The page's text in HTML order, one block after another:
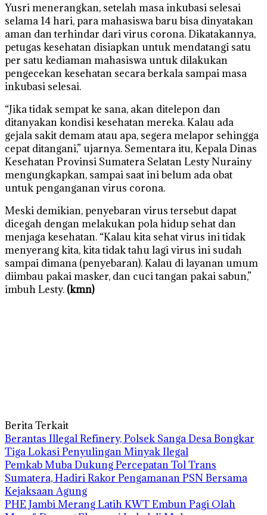
Yusri menerangkan, setelah masa inkubasi selesai
selama 14 hari, para mahasiswa baru bisa dinyatakan
aman dan terhindar dari virus corona. Dikatakannya,
petugas kesehatan disiapkan untuk mendatangi satu
per satu kediaman mahasiswa untuk dilakukan
pengecekan kesehatan secara berkala sampai masa
inkubasi selesai.
“Jika tidak sempat ke sana, akan ditelepon dan
ditanyakan kondisi kesehatan mereka. Kalau ada
gejala sakit demam atau apa, segera melapor sehingga
cepat ditangani,” ujarnya. Sementara itu, Kepala Dinas
Kesehatan Provinsi Sumatera Selatan Lesty Nurainy
mengungkapkan, sampai saat ini belum ada obat
untuk penganganan virus corona.
Meski demikian, penyebaran virus tersebut dapat
dicegah dengan melakukan pola hidup sehat dan
menjaga kesehatan. “Kalau kita sehat virus ini tidak
menyerang kita, kita tidak tahu lagi virus ini sudah
sampai dimana (penyebaran). Kalau di layanan umum
diimbau pakai masker, dan cuci tangan pakai sabun,”
imbuh Lesty. (kmn)
Berita Terkait
Berantas Illegal Refinery, Polsek Sanga Desa Bongkar
Tiga Lokasi Penyulingan Minyak Ilegal
Pemkab Muba Dukung Percepatan Tol Trans
Sumatera, Hadiri Rakor Pengamanan PSN Bersama
Kejaksaan Agung
PHE Jambi Merang Latih KWT Embun Pagi Olah